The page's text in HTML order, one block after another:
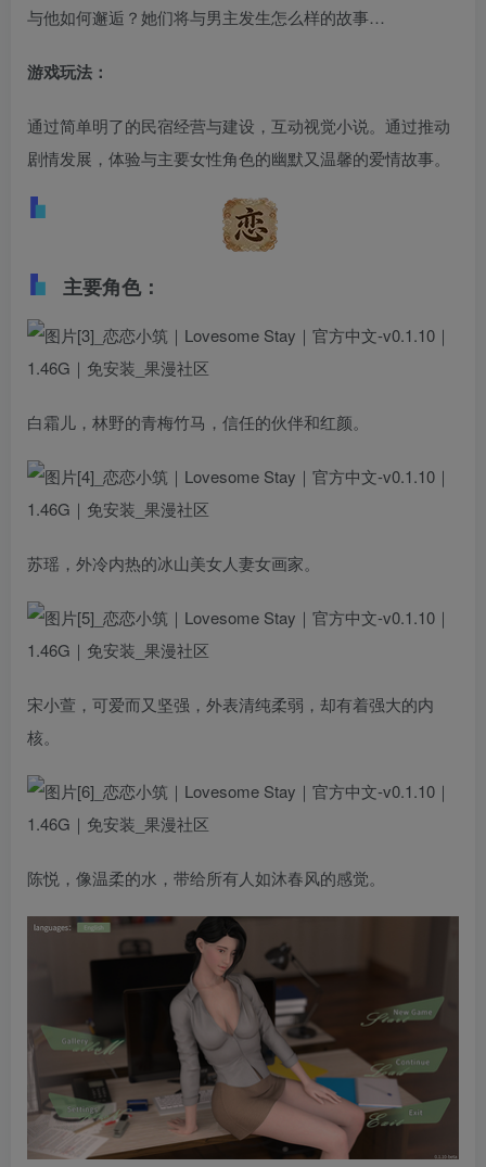
与他如何邂逅？她们将与男主发生怎么样的故事…
游戏玩法：
通过简单明了的民宿经营与建设，互动视觉小说。通过推动
剧情发展，体验与主要女性角色的幽默又温馨的爱情故事。
主要角色：
白霜儿，林野的青梅竹马，信任的伙伴和红颜。
苏瑶，外冷内热的冰山美女人妻女画家。
宋小萱，可爱而又坚强，外表清纯柔弱，却有着强大的内
核。
陈悦，像温柔的水，带给所有人如沐春风的感觉。